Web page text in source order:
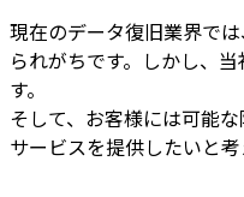
現在のデータ復旧業界で
られがちです。しかし、
す。
そして、 お客様には可能
サービスを提供したいと考